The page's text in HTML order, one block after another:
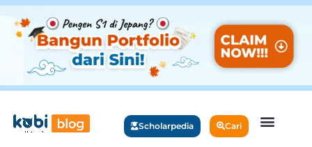
Scholarpedia Cari